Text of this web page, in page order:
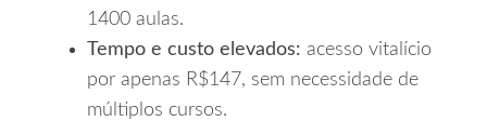
1400 aulas.
Tempo e custo elevados: acesso vitalício
por apenas R$147, sem necessidade de
múltiplos cursos.